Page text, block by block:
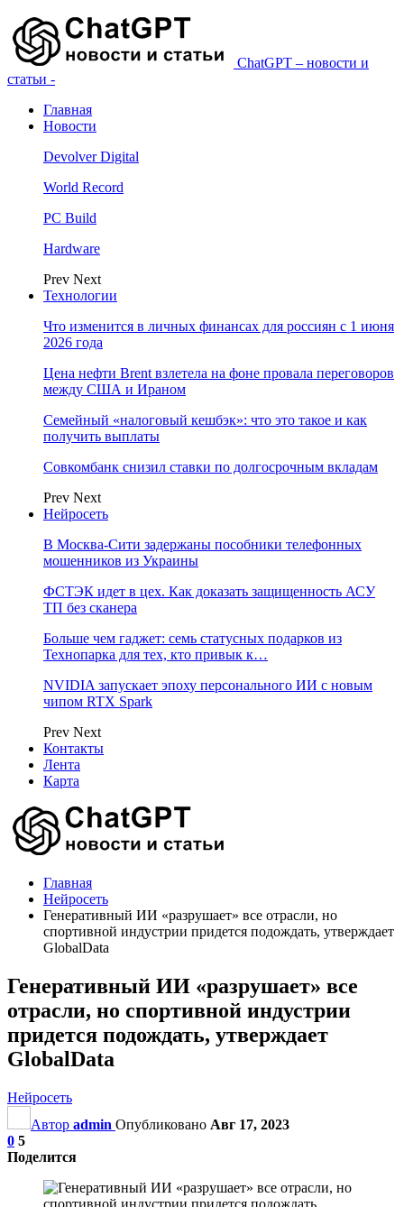
ChatGPT – новости и
статьи -
Главная
Новости
Devolver Digital
World Record
PC Build
Hardware
Prev Next
Технологии
Что изменится в личных финансах для россиян с 1 июня
2026 года
Цена нефти Brent взлетела на фоне провала переговоров
между США и Ираном
Семейный «налоговый кешбэк»: что это такое и как
получить выплаты
Совкомбанк снизил ставки по долгосрочным вкладам
Prev Next
Нейросеть
В Москва-Сити задержаны пособники телефонных
мошенников из Украины
ФСТЭК идет в цех. Как доказать защищенность АСУ
ТП без сканера
Больше чем гаджет: семь статусных подарков из
Технопарка для тех, кто привык к…
NVIDIA запускает эпоху персонального ИИ с новым
чипом RTX Spark
Prev Next
Контакты
Лента
Карта
Главная
Нейросеть
Генеративный ИИ «разрушает» все отрасли, но
спортивной индустрии придется подождать, утверждает
GlobalData
Генеративный ИИ «разрушает» все
отрасли, но спортивной индустрии
придется подождать, утверждает
GlobalData
Нейросеть
Автор admin Опубликовано Авг 17, 2023
0 5
Поделится